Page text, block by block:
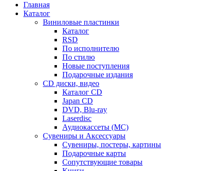
Главная
Каталог
Виниловые пластинки
Каталог
RSD
По исполнителю
По стилю
Новые поступления
Подарочные издания
CD диски, видео
Каталог CD
Japan CD
DVD, Blu-ray
Laserdisc
Аудиокассеты (MC)
Сувениры и Аксессуары
Сувениры, постеры, картины
Подарочные карты
Сопутствующие товары